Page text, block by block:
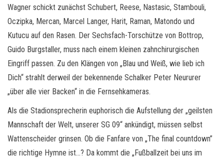
Wagner schickt zunächst Schubert, Reese, Nastasic, Stambouli,
Oczipka, Mercan, Marcel Langer, Harit, Raman, Matondo und
Kutucu auf den Rasen. Der Sechsfach-Torschütze von Bottrop,
Guido Burgstaller, muss nach einem kleinen zahnchirurgischen
Eingriff passen. Zu den Klängen von „Blau und Weiß, wie lieb ich
Dich“ strahlt derweil der bekennende Schalker Peter Neururer
„über alle vier Backen“ in die Fernsehkameras.
Als die Stadionsprecherin euphorisch die Aufstellung der „geilsten
Mannschaft der Welt, unserer SG 09“ ankündigt, müssen selbst
Wattenscheider grinsen. Ob die Fanfare von „The final countdown”
die richtige Hymne ist…? Da kommt die „Fußballzeit bei uns im